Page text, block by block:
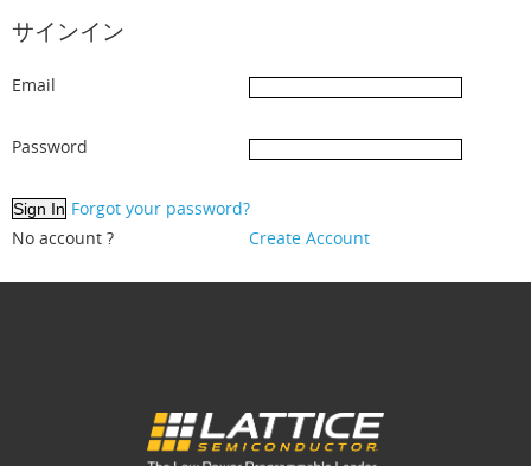
サインイン
Email
Password
Forgot your password?
No account ?
Create Account